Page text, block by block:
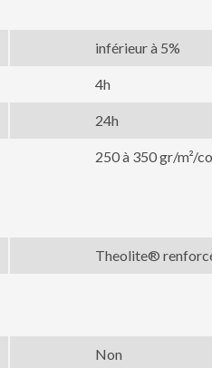
inférieur à 5%
4h
24h
250 à 350 gr/m²/
Theolite®
Non